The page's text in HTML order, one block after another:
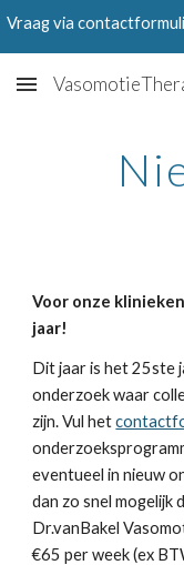
Voor onze
jaar!
Dit jaar is het 25ste
onderzoek waar
zijn. Vul het
eventueel in nieuw
dan zo snel mogelijk
Dr.vanBakel
€65 per week (ex